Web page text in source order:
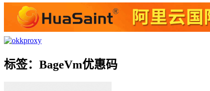
标签：BageVm优惠码